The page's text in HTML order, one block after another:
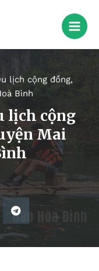
lịch cộng đồng,
Bình
lịch cộng
Mai